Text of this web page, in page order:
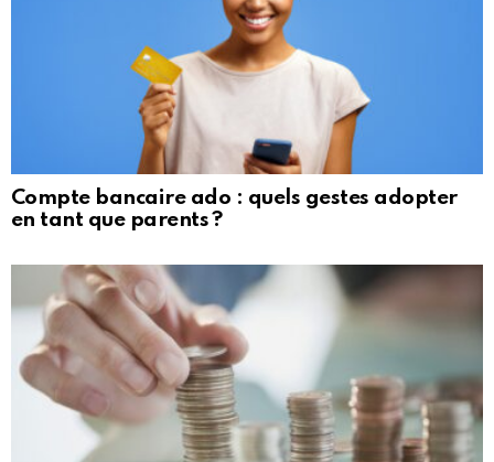
Compte bancaire ado : quels gestes adopter
en tant que parents ?